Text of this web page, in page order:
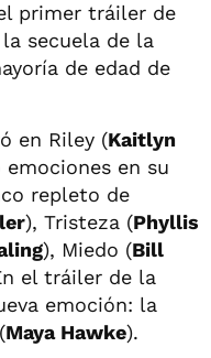
primer tráiler de
secuela de la
de edad de
en Riley (Kaitlyn
emociones en su
repleto de
), Tristeza (Phyllis
), Miedo (Bill
el tráiler de la
emoción: la
Maya Hawke).